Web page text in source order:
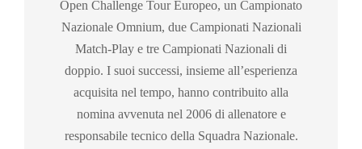
Open Challenge Tour Europeo, un Campionato
Nazionale Omnium, due Campionati Nazionali
Match-Play e tre Campionati Nazionali di
doppio. I suoi successi, insieme all’esperienza
acquisita nel tempo, hanno contribuito alla
nomina avvenuta nel 2006 di allenatore e
responsabile tecnico della Squadra Nazionale.